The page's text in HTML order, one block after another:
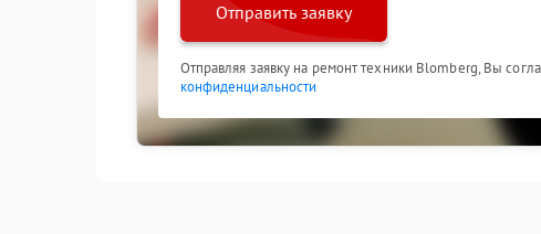
Отправить заявку
Отправляя заявку на ремонт техники Blomberg, Вы
конфиденциальности